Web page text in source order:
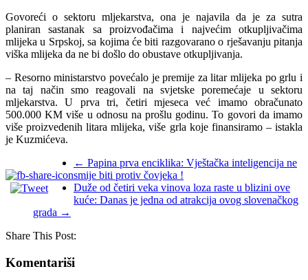
Govoreći o sektoru mljekarstva, ona je najavila da je za sutra
planiran sastanak sa proizvođačima i najvećim otkupljivačima
mlijeka u Srpskoj, sa kojima će biti razgovarano o rješavanju pitanja
viška mlijeka da ne bi došlo do obustave otkupljivanja.
– Resorno ministarstvo povećalo je premije za litar mlijeka po grlu i
na taj način smo reagovali na svjetske poremećaje u sektoru
mljekarstva. U prva tri, četiri mjeseca već imamo obračunato
500.000 KM više u odnosu na prošlu godinu. To govori da imamo
više proizvedenih litara mlijeka, više grla koje finansiramo – istakla
je Kuzmićeva.
← Papina prva enciklika: Vještačka inteligencija ne
smije biti protiv čovjeka !
Duže od četiri veka vinova loza raste u blizini ove
kuće: Danas je jedna od atrakcija ovog slovenačkog
grada →
Share This Post:
Komentariši